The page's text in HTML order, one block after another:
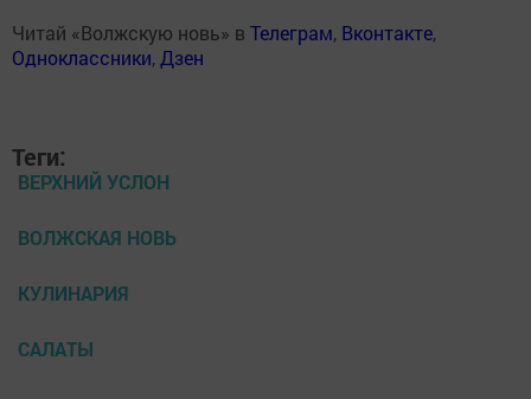
Читай «Волжскую новь» в Телеграм, Вконтакте,
Одноклассники,Дзен
Теги:
ВЕРХНИЙ УСЛОН
ВОЛЖСКАЯ НОВЬ
КУЛИНАРИЯ
САЛАТЫ